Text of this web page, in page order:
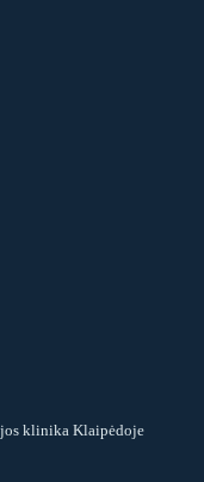
klinika Klaipėdoje